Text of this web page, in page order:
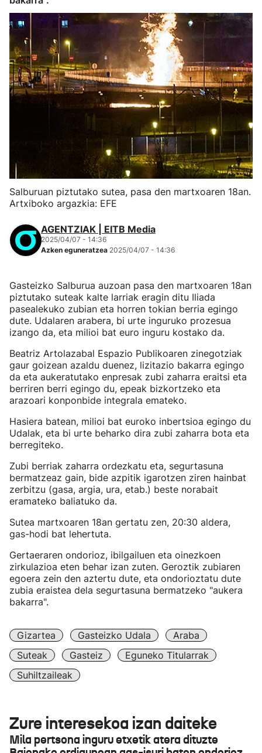
Salburuan piztutako sutea, pasa den martxoaren 18an.
Artxiboko argazkia: EFE
AGENTZIAK | EITB Media
2025/04/07 - 14:36
Azken eguneratzea 2025/04/07 - 14:36
Gasteizko Salburua auzoan pasa den martxoaren 18an
piztutako suteak kalte larriak eragin ditu Iliada
pasealekuko zubian eta horren tokian berria egingo
dute. Udalaren arabera, bi urte inguruko prozesua
izango da, eta milioi bat euro inguru kostako da.
Beatriz Artolazabal Espazio Publikoaren zinegotziak
gaur goizean azaldu duenez, lizitazio bakarra egingo
da eta aukeratutako enpresak zubi zaharra eraitsi eta
berriren berri egingo du, epeak bizkortzeko eta
arazoari konponbide integrala emateko.
Hasiera batean, milioi bat euroko inbertsioa egingo du
Udalak, eta bi urte beharko dira zubi zaharra bota eta
berregiteko.
Zubi berriak zaharra ordezkatu eta, segurtasuna
bermatzeaz gain, bide azpitik igarotzen ziren hainbat
zerbitzu (gasa, argia, ura, etab.) beste norabait
eramateko baliatuko da.
Sutea martxoaren 18an gertatu zen, 20:30 aldera,
gas-hodi bat lehertuta.
Gertaeraren ondorioz, ibilgailuen eta oinezkoen
zirkulazioa eten behar izan zuten. Geroztik zubiaren
egoera zein den aztertu dute, eta ondorioztatu dute
zubia eraistea dela segurtasuna bermatzeko "aukera
bakarra".
Gizartea Gasteizko Udala
Araba
Suteak
Gasteiz
Eguneko Titularrak
Suhiltzaileak
Zure interesekoa izan daiteke
Mila pertsona inguru etxetik atera dituzte